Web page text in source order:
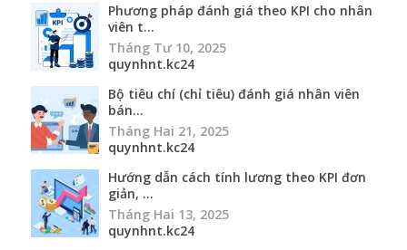
Phương pháp đánh giá theo KPI cho nhân
viên t...
Tháng Tư 10, 2025
quynhnt.kc24
Bộ tiêu chí (chỉ tiêu) đánh giá nhân viên
bán...
Tháng Hai 21, 2025
quynhnt.kc24
Hướng dẫn cách tính lương theo KPI đơn
giản, ...
Tháng Hai 13, 2025
quynhnt.kc24